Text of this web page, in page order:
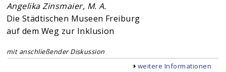
Angelika Zinsmaier, M. A.
Die Städtischen Museen Freiburg
auf dem Weg zur Inklusion
mit anschließender Diskussion
Anzeigen
weitere Informationen